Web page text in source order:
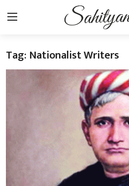
Login Register
स्वतंत्रता सेनानी
साहित्य समाचार
कहानी
Tag: Nationalist Writers